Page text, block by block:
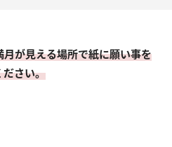
月が見える場所で紙に願い事を
ださい。